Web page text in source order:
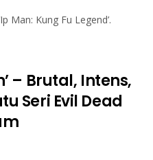
Man: Kung Fu Legend’.
– Brutal, Intens,
Seri Evil Dead